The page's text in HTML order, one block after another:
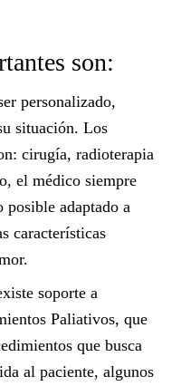
son:
personalizado,
situación. Los
cirugía, radioterapia
el médico siempre
posible adaptado a
características
soporte a
Paliativos, que
que busca
al paciente, algunos